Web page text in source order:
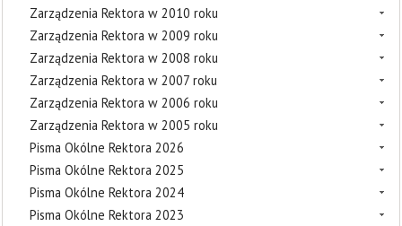
Zarządzenia Rektora w 2010 roku
Zarządzenia Rektora w 2009 roku
Zarządzenia Rektora w 2008 roku
Zarządzenia Rektora w 2007 roku
Zarządzenia Rektora w 2006 roku
Zarządzenia Rektora w 2005 roku
Pisma Okólne Rektora 2026
Pisma Okólne Rektora 2025
Pisma Okólne Rektora 2024
Pisma Okólne Rektora 2023